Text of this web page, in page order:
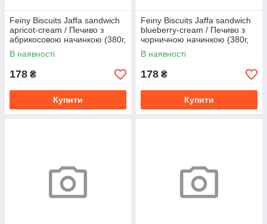
Feiny Biscuits Jaffa sandwich
apricot-cream / Печиво з
абрикосовою начинкою (380г,
9шт/уп)
В наявності
178 ₴
Купити
Feiny Biscuits Jaffa sandwich
blueberry-cream / Печиво з
чорничною начинкою (380г,
9шт)
В наявності
178 ₴
Купити